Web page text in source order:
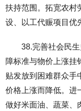
扶持范围。拓宽农村
设、以工代赈项目优
38.完善社会民
障标准与物价上涨挂
贴发放到困难群众手
价格上涨而降低。进
做好米面油、蔬菜、